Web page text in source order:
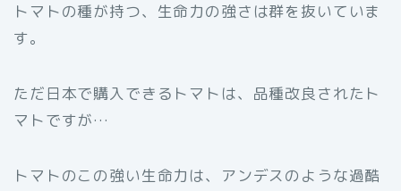
トマトの種が持つ、生命力の強さは群を抜いていま
す。
ただ日本で購入できるトマトは、品種改良されたト
マトですが…
トマトのこの強い生命力は、アンデスのような過酷